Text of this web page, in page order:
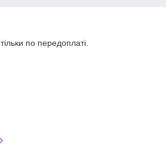
по передоплаті.